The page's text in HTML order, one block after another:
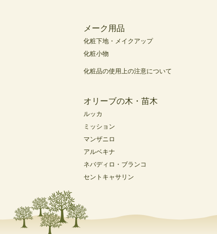
メーク用品
化粧下地・メイクアップ
化粧小物
化粧品の使用上の注意について
オリーブの木・苗木
ルッカ
ミッション
マンザニロ
アルベキナ
ネバディロ・ブランコ
セントキャサリン